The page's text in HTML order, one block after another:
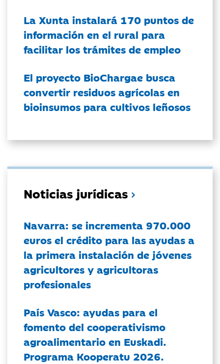
La Xunta instalará 170 puntos de
información en el rural para
facilitar los trámites de empleo
El proyecto BioChargae busca
convertir residuos agrícolas en
bioinsumos para cultivos leñosos
Noticias jurídicas
Navarra: se incrementa 970.000
euros el crédito para las ayudas a
la primera instalación de jóvenes
agricultores y agricultoras
profesionales
País Vasco: ayudas para el
fomento del cooperativismo
agroalimentario en Euskadi.
Programa Kooperatu 2026.